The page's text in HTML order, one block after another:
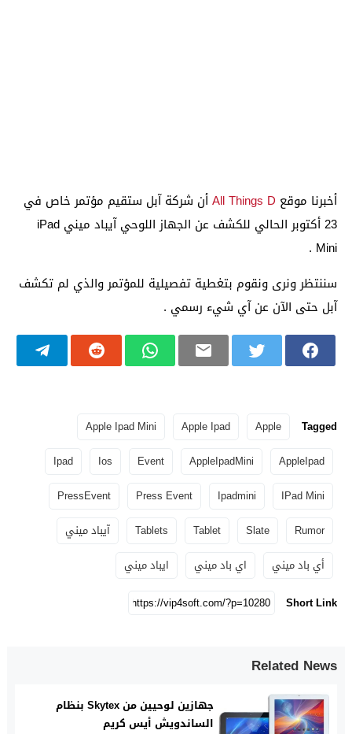
أخبرنا موقع All Things Dأن شركة آبل ستقيم مؤتمر خاص في
23 أكتوبر الحالي للكشف عن الجهاز اللوحي آيباد ميني iPad
Mini .
سننتظر ونرى ونقوم بتغطية تفصيلية للمؤتمر والذي لم تكشف
آبل حتى الآن عن آي شيء رسمي .
Tagged
Apple
Apple Ipad
Apple Ipad Mini
AppleIpad
AppleIpadMini
Event
Ios
Ipad
IPad Mini
Ipadmini
Press Event
PressEvent
Rumor
Slate
Tablet
Tablets
آيباد ميني
أي باد ميني
اي باد ميني
ايباد ميني
Short Link
Related News
جهازين لوحيين من Skytex بنظام
الساندويش أيس كريم